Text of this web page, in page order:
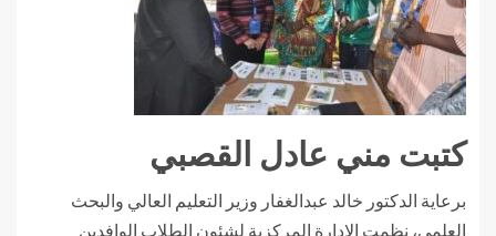
كتبت مني عادل القصبي
برعاية الدكتور خالد عبدالغفار وزير التعليم العالي والبحث
العلمي، نظمت الإدارة المركزية لشئون الطلاب الوافدين